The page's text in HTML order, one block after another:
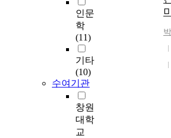
인문
학
(11)
기타
(10)
수여기관
창원
대학
교
는